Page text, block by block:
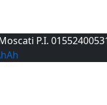
P.I. 01552400531